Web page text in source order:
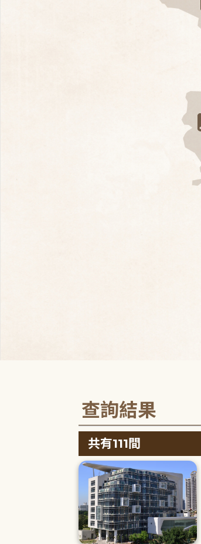
查詢結果
共有111間